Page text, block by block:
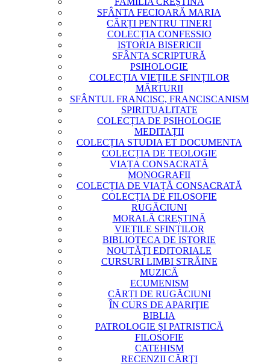
SFÂNTA FECIOARĂ MARIA
CĂRȚI PENTRU TINERI
COLECȚIA CONFESSIO
ISTORIA BISERICII
SFÂNTA SCRIPTURĂ
PSIHOLOGIE
COLECȚIA VIEȚILE SFINȚILOR
MĂRTURII
SFÂNTUL FRANCISC, FRANCISCANISM
SPIRITUALITATE
COLECȚIA DE PSIHOLOGIE
MEDITAȚII
COLECȚIA STUDIA ET DOCUMENTA
COLECȚIA DE TEOLOGIE
VIAȚA CONSACRATĂ
MONOGRAFII
COLECȚIA DE VIAȚĂ CONSACRATĂ
COLECȚIA DE FILOSOFIE
RUGĂCIUNI
MORALĂ CREȘTINĂ
VIEȚILE SFINȚILOR
BIBLIOTECA DE ISTORIE
NOUTĂŢI EDITORIALE
CURSURI LIMBI STRĂINE
MUZICĂ
ECUMENISM
CĂRȚI DE RUGĂCIUNI
ÎN CURS DE APARIŢIE
BIBLIA
PATROLOGIE ȘI PATRISTICĂ
FILOSOFIE
CATEHISM
RECENZII CĂRŢI